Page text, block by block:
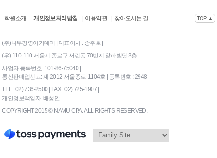
학원소개 | 개인정보처리방침 | 이용약관 | 찾아오시는 길 TOP ▲
(주)나무경영아카데미 | 대표이사 : 송주호 |
(우) 110-110 서울시 종로구 서린동 70번지 알파빌딩 3층
사업자 등록번호: 101-86-75040 |
통신판매업신고: 제 2012-서울종로-1104호 | 등록번호 : 2948
TEL : 02) 736-2500 | FAX : 02) 725-1907 |
개인정보책임자: 배성안
COPYRIGHT 2015 © NAMU CPA. ALL RIGHTS RESERVED.169|End Timer : 3.515625E-